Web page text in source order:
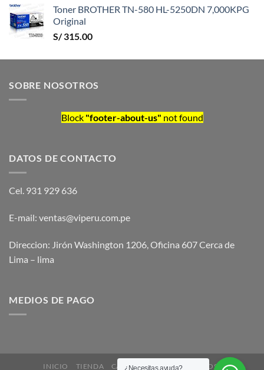
Toner BROTHER TN-580 HL-5250DN 7,000KPG
Original
S/315.00
SOBRE NOSOTROS
Block "footer-about-us" not found
DATOS DE CONTACTO
Cel. 931 929 636
E-mail: ventas@viperu.com.pe
Direccion: Jirón Washington 1206, Oficina 607 Cerca de
Lima – lima
MEDIOS DE PAGO
INICIO TIENDA
CATEGORÍAS DE PRODUCTOS
¿Necesitas ayuda?